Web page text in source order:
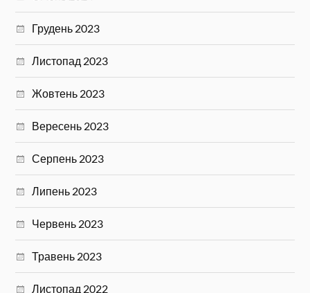
Грудень 2023
Листопад 2023
Жовтень 2023
Вересень 2023
Серпень 2023
Липень 2023
Червень 2023
Травень 2023
Листопад 2022